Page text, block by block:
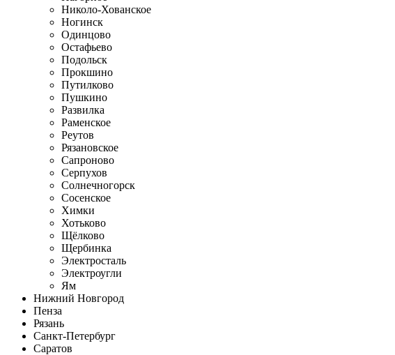
Николо-Хованское
Ногинск
Одинцово
Остафьево
Подольск
Прокшино
Путилково
Пушкино
Развилка
Раменское
Реутов
Рязановское
Сапроново
Серпухов
Солнечногорск
Сосенское
Химки
Хотьково
Щёлково
Щербинка
Электросталь
Электроугли
Ям
Нижний Новгород
Пенза
Рязань
Санкт-Петербург
Саратов